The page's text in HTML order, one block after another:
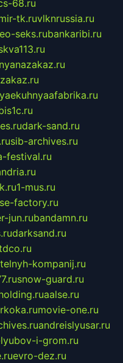
68.ru
tk.ruvlknrussia.ru
seks.rubankaribi.ru
dark-sand.ru
sib-archives.ru
festival.ru
1-mus.ru
factory.ru
jun.rubandamn.ru
darksand.ru
kompanij.ru
snow-guard.ru
aalse.ru
movie-one.ru
andreislyusar.ru
i-grom.ru
evro-dez.ru